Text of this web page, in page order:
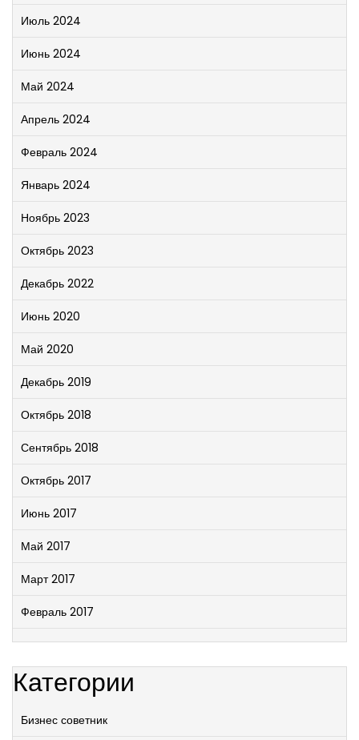
Июль 2024
Июнь 2024
Май 2024
Апрель 2024
Февраль 2024
Январь 2024
Ноябрь 2023
Октябрь 2023
Декабрь 2022
Июнь 2020
Май 2020
Декабрь 2019
Октябрь 2018
Сентябрь 2018
Октябрь 2017
Июнь 2017
Май 2017
Март 2017
Февраль 2017
Категории
Бизнес советник